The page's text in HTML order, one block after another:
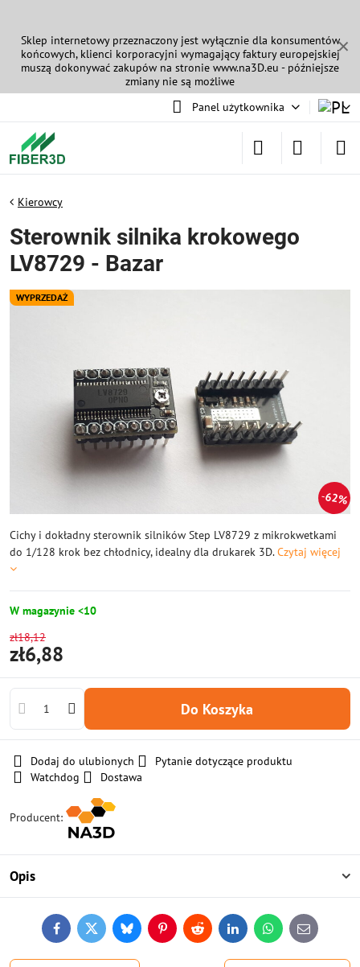
✕
Sklep internetowy przeznaczony jest wyłącznie dla konsumentów
końcowych, klienci korporacyjni wymagający faktury europejskiej
muszą dokonywać zakupów na stronie www.na3D.eu - późniejsze
zmiany nie są możliwe
Panel użytkownika
WYPRZEDAŻ
62%
Kierowcy
Sterownik silnika krokowego
LV8729 - Bazar
Cichy i dokładny sterownik silników Step LV8729 z mikrokwetkami
do 1/128 krok bez chłodnicy, idealny dla drukarek 3D.Czytaj więcej
W magazynie <10
zł18,12
zł6,88
Do Koszyka
Dodaj do ulubionych
Pytanie dotyczące produktu
Watchdog
Dostawa
Producent:
Opis
FacebookTwitterBlueskyPinterestReddit LinkedInWhatsApp
E-
mail